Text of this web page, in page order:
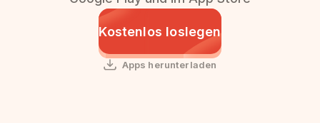
Kostenlos loslegen
Apps herunterladen